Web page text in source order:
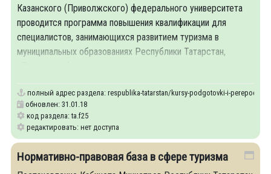
Казанского (Приволжского) федерального университета
проводится программа повышения квалификации для
специалистов, занимающихся развитием туризма в
муниципальных образованиях Республики Татарстан,
полный адрес раздела: respublika-tatarstan/kursy-podgotovki-i-
обновлен: 31.01.18
код раздела: ta.f25
редактировать: нет доступа
Нормативно-правовая база в сфере туризма